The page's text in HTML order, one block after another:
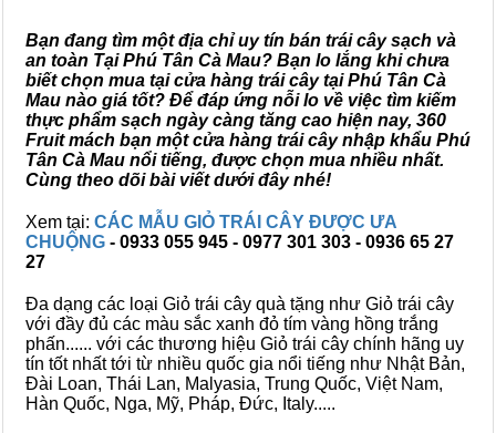
Bạn đang tìm một địa chỉ uy tín bán trái cây sạch và
an toàn Tại Phú Tân Cà Mau? Bạn lo lắng khi chưa
biết chọn mua tại cửa hàng trái cây tại Phú Tân Cà
Mau nào giá tốt? Để đáp ứng nỗi lo về việc tìm kiếm
thực phẩm sạch ngày càng tăng cao hiện nay, 360
Fruit mách bạn một cửa hàng trái cây nhập khẩu Phú
Tân Cà Mau nổi tiếng, được chọn mua nhiều nhất.
Cùng theo dõi bài viết dưới đây nhé!
Xem tại: CÁC MẪU GIỎ TRÁI CÂY ĐƯỢC ƯA
CHUỘNG - 0933 055 945 - 0977 301 303 - 0936 65 27
27
Đa dạng các loại Giỏ trái cây quà tặng như Giỏ trái cây
với đầy đủ các màu sắc xanh đỏ tím vàng hồng trắng
phấn...... với các thương hiệu Giỏ trái cây chính hãng uy
tín tốt nhất tới từ nhiều quốc gia nổi tiếng như Nhật Bản,
Đài Loan, Thái Lan, Malyasia, Trung Quốc, Việt Nam,
Hàn Quốc, Nga, Mỹ, Pháp, Đức, Italy.....